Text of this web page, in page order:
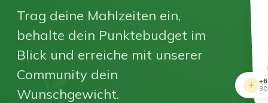
Trag deine Mahlzeiten ein,
behalte dein Punktebudget im
Blick und erreiche mit unserer
Community dein
Wunschgewicht.